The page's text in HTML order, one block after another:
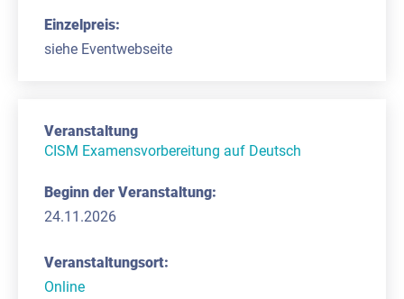
siehe Eventwebseite
CISM Examensvorbereitung auf Deutsch
24.11.2026
Online